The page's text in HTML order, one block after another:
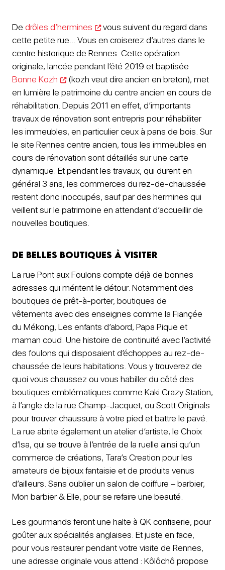
De drôles d’hermines
vous suivent du regard dans
cette petite rue… Vous en croiserez d’autres dans le
centre historique de Rennes. Cette opération
originale, lancée pendant l’été 2019 et baptisée
Bonne Kozh
(kozh veut dire ancien en breton), met
en lumière le patrimoine du centre ancien en cours de
réhabilitation. Depuis 2011 en effet, d’importants
travaux de rénovation sont entrepris pour réhabiliter
les immeubles, en particulier ceux à pans de bois. Sur
le site Rennes centre ancien, tous les immeubles en
cours de rénovation sont détaillés sur une carte
dynamique. Et pendant les travaux, qui durent en
général 3 ans, les commerces du rez-de-chaussée
restent donc inoccupés, sauf par des hermines qui
veillent sur le patrimoine en attendant d’accueillir de
nouvelles boutiques.
De belles boutiques à visiter
La rue Pont aux Foulons compte déjà de bonnes
adresses qui méritent le détour. Notamment des
boutiques de prêt-à-porter, boutiques de
vêtements avec des enseignes comme la Fiançée
du Mékong, Les enfants d’abord, Papa Pique et
maman coud. Une histoire de continuité avec l’activité
des foulons qui disposaient d’échoppes au rez-de-
chaussée de leurs habitations. Vous y trouverez de
quoi vous chaussez ou vous habiller du côté des
boutiques emblématiques comme Kaki Crazy Station,
à l’angle de la rue Champ-Jacquet, ou Scott Originals
pour trouver chaussure à votre pied et battre le pavé.
La rue abrite également un atelier d’artiste, le Choix
d’Isa, qui se trouve à l’entrée de la ruelle ainsi qu’un
commerce de créations, Tara’s Creation pour les
amateurs de bijoux fantaisie et de produits venus
d’ailleurs. Sans oublier un salon de coiffure – barbier,
Mon barbier & Elle, pour se refaire une beauté.
Les gourmands feront une halte à QK confiserie, pour
goûter aux spécialités anglaises. Et juste en face,
pour vous restaurer pendant votre visite de Rennes,
une adresse originale vous attend : Kôlôchô propose